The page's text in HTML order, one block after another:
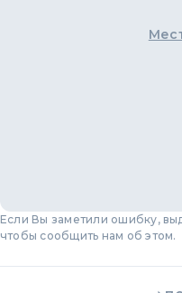
Если Вы заметили ошибку,
чтобы сообщить нам об этом.